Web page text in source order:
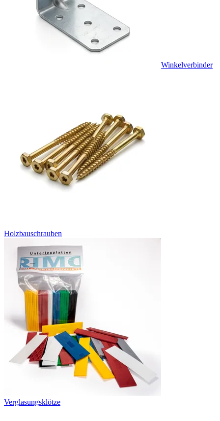
Winkelverbinder
Holzbauschrauben
Verglasungsklötze